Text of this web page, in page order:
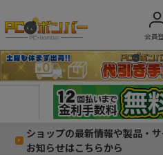
会員
ショップの最新情報や製品・
お知らせはこちらから